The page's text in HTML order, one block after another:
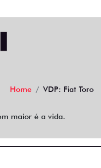
Home VDP: Fiat Toro
maior é a vida.